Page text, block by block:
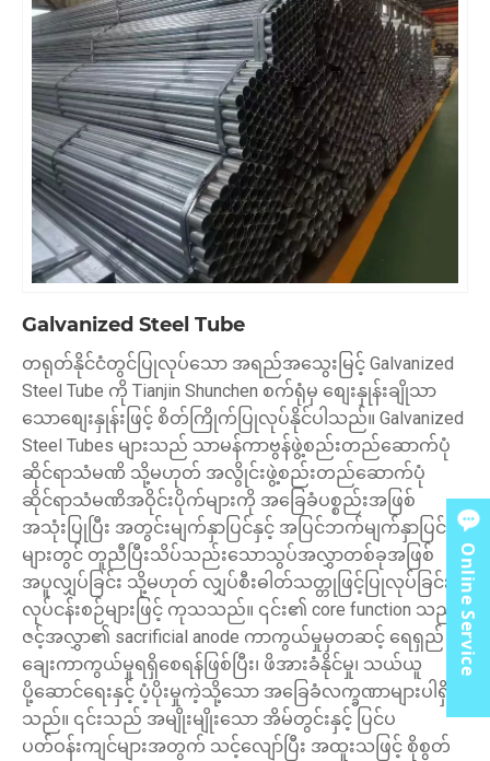
Galvanized Steel Tube
တရုတ်နိုင်ငံတွင်ပြုလုပ်သော အရည်အသွေးမြင့် Galvanized
Steel Tube ကို Tianjin Shunchen စက်ရုံမှ စျေးနှုန်းချိုသာ
သောစျေးနှုန်းဖြင့် စိတ်ကြိုက်ပြုလုပ်နိုင်ပါသည်။ Galvanized
Steel Tubes များသည် သာမန်ကာဗွန်ဖွဲ့စည်းတည်ဆောက်ပုံ
ဆိုင်ရာသံမဏိ သို့မဟုတ် အလွိုင်းဖွဲ့စည်းတည်ဆောက်ပုံ
ဆိုင်ရာသံမဏိအဝိုင်းပိုက်များကို အခြေခံပစ္စည်းအဖြစ်
အသုံးပြုပြီး အတွင်းမျက်နှာပြင်နှင့် အပြင်ဘက်မျက်နှာပြင်
များတွင် တူညီပြီးသိပ်သည်းသောသွပ်အလွှာတစ်ခုအဖြစ်
အပူလျှပ်ခြင်း သို့မဟုတ် လျှပ်စီးဓါတ်သတ္တုဖြင့်ပြုလုပ်ခြင်း
လုပ်ငန်းစဉ်များဖြင့် ကုသသည်။ ၎င်း၏ core function သည်
ဇင့်အလွှာ၏ sacrificial anode ကာကွယ်မှုမှတဆင့် ရေရှည်
ချေးကာကွယ်မှုရရှိစေရန်ဖြစ်ပြီး၊ ဖိအားခံနိုင်မှု၊ သယ်ယူ
ပို့ဆောင်ရေးနှင့် ပံ့ပိုးမှုကဲ့သို့သော အခြေခံလက္ခဏာများပါရှိ
သည်။ ၎င်းသည် အမျိုးမျိုးသော အိမ်တွင်းနှင့် ပြင်ပ
ပတ်ဝန်းကျင်များအတွက် သင့်လျော်ပြီး အထူးသဖြင့် စိုစွတ်
Online Service